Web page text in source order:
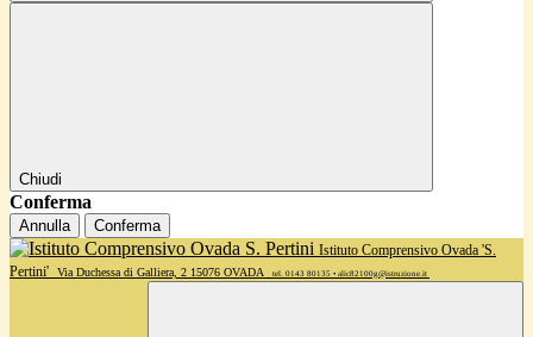
Chiudi
Conferma
Annulla Conferma
Istituto Comprensivo Ovada 'S.
Pertini'
Via Duchessa di Galliera, 2 15076 OVADA tel. 0143 80135 • alic82100g@istruzione.it